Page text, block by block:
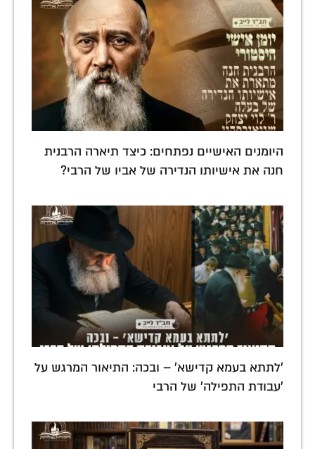
היומנים האישיים נפתחים: כיצד תיארה הרבנית
חנה את אישיותו הנדירה של אביו של הרבי?
'לתתא בעמא קדישא' – ובכה: התיאור המרגש על
'עבודת התפילה' של הרבי